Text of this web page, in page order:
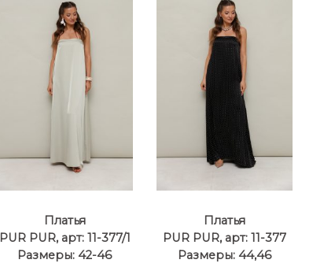
Платья
PUR PUR, арт: 11-377/1
Размеры: 42-46
Платья
PUR PUR, арт: 11-377
Размеры: 44,46